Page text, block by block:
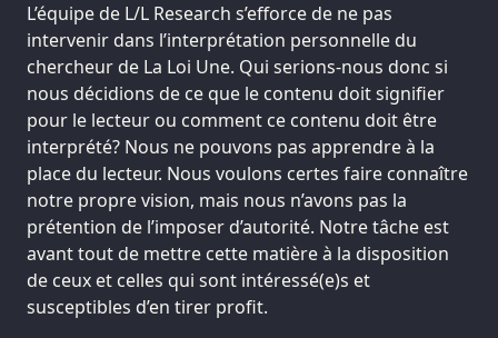
L’équipe de L/L Research s’efforce de ne pas
intervenir dans l’interprétation personnelle du
chercheur de La Loi Une. Qui serions-nous donc si
nous décidions de ce que le contenu doit signifier
pour le lecteur ou comment ce contenu doit être
interprété? Nous ne pouvons pas apprendre à la
place du lecteur. Nous voulons certes faire connaître
notre propre vision, mais nous n’avons pas la
prétention de l’imposer d’autorité. Notre tâche est
avant tout de mettre cette matière à la disposition
de ceux et celles qui sont intéressé(e)s et
susceptibles d’en tirer profit.